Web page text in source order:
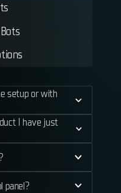
setup or with
I have just
panel?